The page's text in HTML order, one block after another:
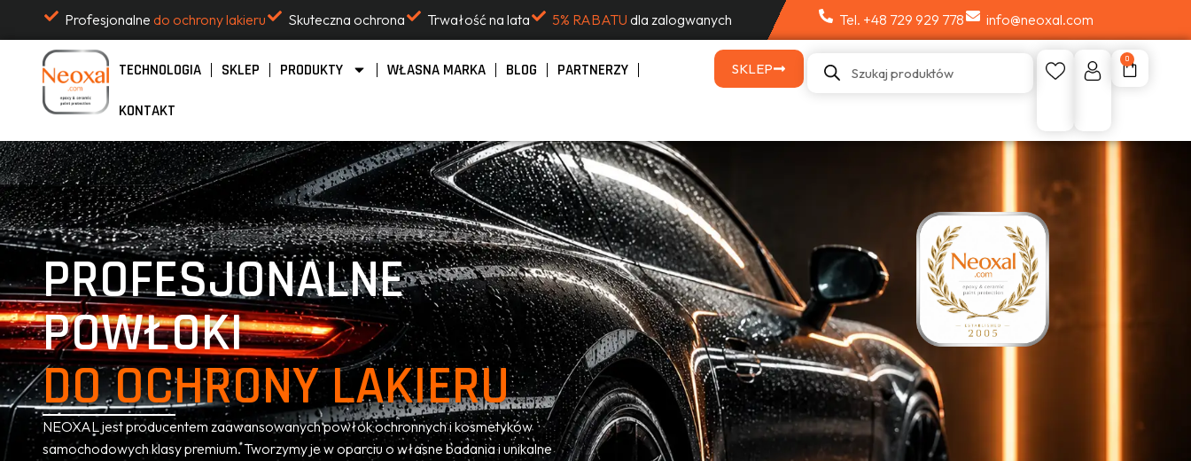
Profesjonalne do ochrony lakieru Skuteczna ochrona Trwałość na lata 5% RABATU dla zalogwanych Tel. +48 729 929 778 info@neoxal.com
TECHNOLOGIA SKLEP PRODUKTY WŁASNA MARKA BLOG PARTNERZY
KONTAKT
SKLEP
0
PROFESJONALNE
POWŁOKI
DO OCHRONY LAKIERU
NEOXAL jest producentem zaawansowanych powłok ochronnych i kosmetyków
samochodowych klasy premium. Tworzymy je w oparciu o własne badania i unikalne